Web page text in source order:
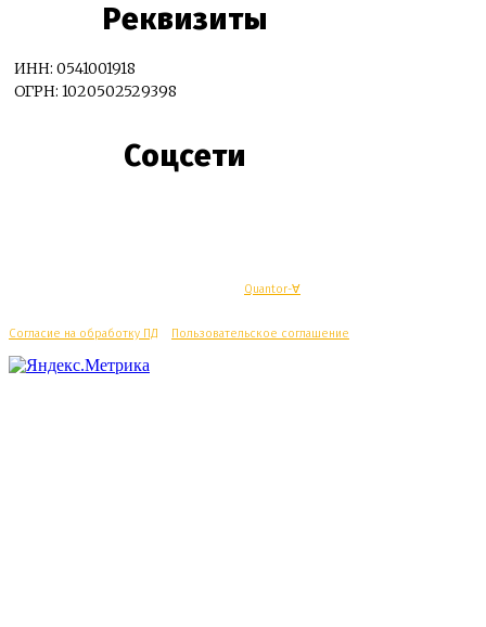
Реквизиты
ИНН: 0541001918
ОГРН: 1020502529398
Соцсети
Quantor-∀
Согласие на обработку ПД Пользовательское соглашение